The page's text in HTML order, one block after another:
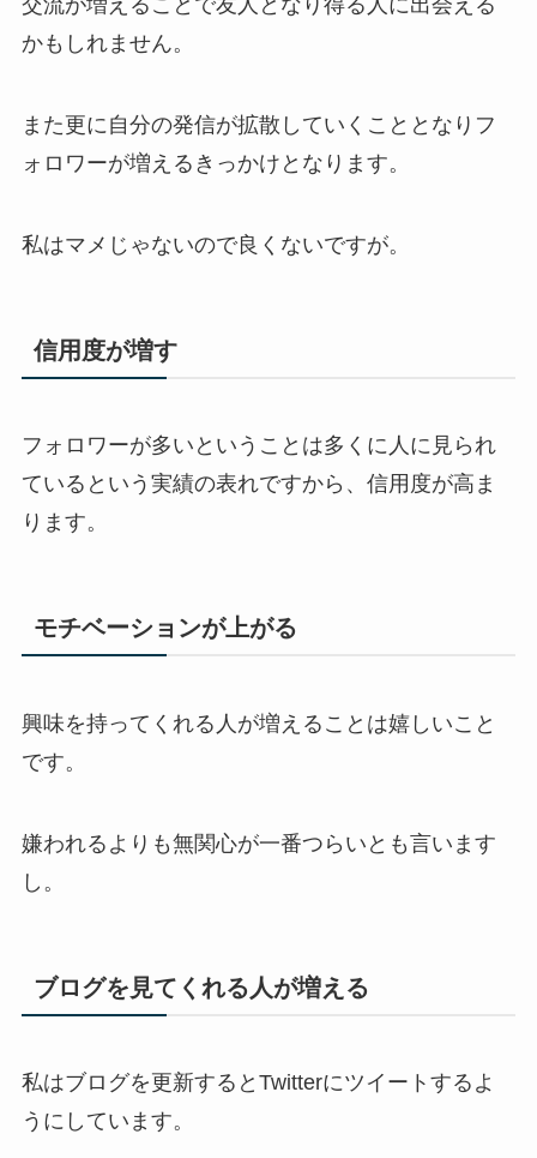
交流が増えることで友人となり得る人に出会える
かもしれません。
また更に自分の発信が拡散していくこととなりフ
ォロワーが増えるきっかけとなります。
私はマメじゃないので良くないですが。
信用度が増す
フォロワーが多いということは多くに人に見られ
ているという実績の表れですから、信用度が高ま
ります。
モチベーションが上がる
興味を持ってくれる人が増えることは嬉しいこと
です。
嫌われるよりも無関心が一番つらいとも言います
し。
ブログを見てくれる人が増える
私はブログを更新するとTwitterにツイートするよ
うにしています。